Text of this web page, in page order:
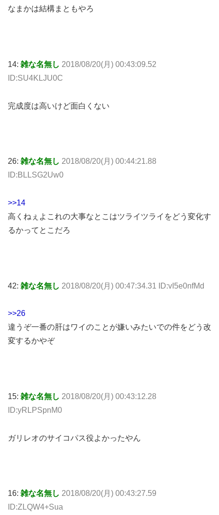
なまかは結構まともやろ
14: 雑な名無し 2018/08/20(月) 00:43:09.52
ID:SU4KLJU0C
完成度は高いけど面白くない
26: 雑な名無し 2018/08/20(月) 00:44:21.88
ID:BLLSG2Uw0
>>14
高くねぇよこれの大事なとこはツライツライをどう変化す
るかってとこだろ
42: 雑な名無し 2018/08/20(月) 00:47:34.31 ID:vI5e0nfMd
>>26
違うぞ一番の肝はワイのことが嫌いみたいでの件をどう改
変するかやぞ
15: 雑な名無し 2018/08/20(月) 00:43:12.28
ID:yRLPSpnM0
ガリレオのサイコパス役よかったやん
16: 雑な名無し 2018/08/20(月) 00:43:27.59
ID:ZLQW4+Sua